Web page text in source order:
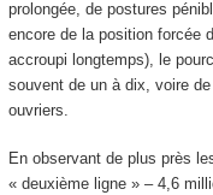
prolongée, de postures
encore de la position forcée
accroupi longtemps), le
souvent de un à dix, voire
ouvriers.
En observant de plus près
« deuxième ligne » – 4,6